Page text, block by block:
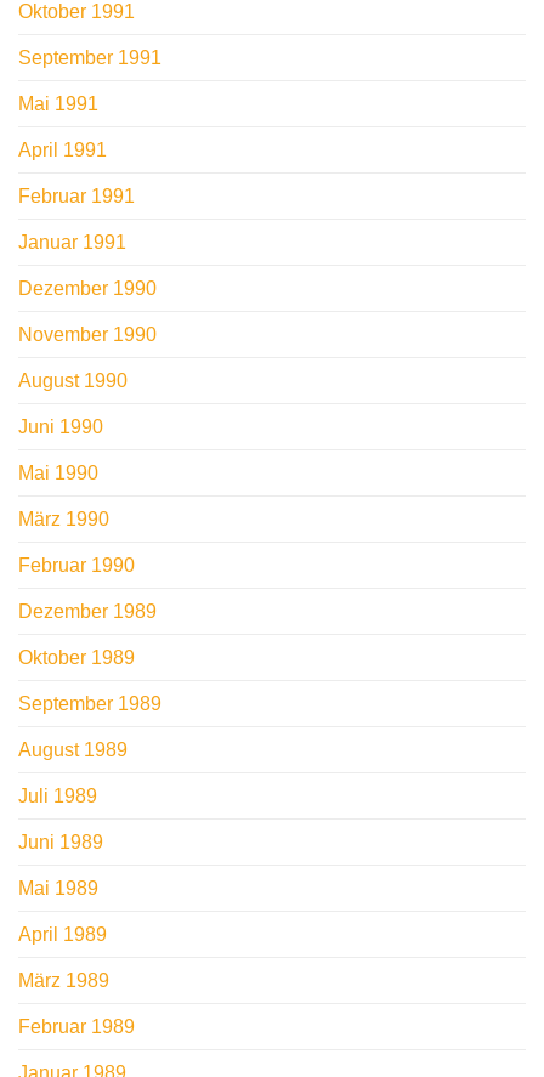
Oktober 1991
September 1991
Mai 1991
April 1991
Februar 1991
Januar 1991
Dezember 1990
November 1990
August 1990
Juni 1990
Mai 1990
März 1990
Februar 1990
Dezember 1989
Oktober 1989
September 1989
August 1989
Juli 1989
Juni 1989
Mai 1989
April 1989
März 1989
Februar 1989